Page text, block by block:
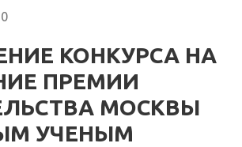
КОНКУРСА НА
ПРЕМИИ
МОСКВЫ
УЧЕНЫМ